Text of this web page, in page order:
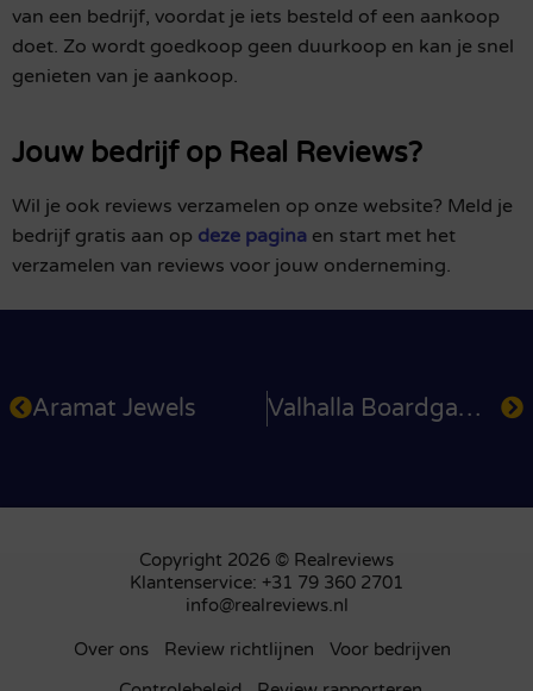
van een bedrijf, voordat je iets besteld of een aankoop
doet. Zo wordt goedkoop geen duurkoop en kan je snel
genieten van je aankoop.
Jouw bedrijf op Real Reviews?
Wil je ook reviews verzamelen op onze website? Meld je
bedrijf gratis aan op deze pagina en start met het
verzamelen van reviews voor jouw onderneming.
Aramat Jewels Valhalla Boardgames
Copyright 2026 © Realreviews
Klantenservice: +31 79 360 2701
info@realreviews.nl
Over ons Review richtlijnen
Voor bedrijven